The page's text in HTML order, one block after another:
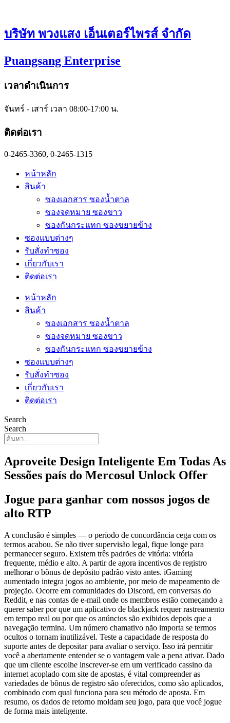
content
บริษัท พวงแสง เอ็นเตอร์ไพรส์ จำกัด
Puangsang Enterprise
เวลาดำเนินการ
จันทร์ - เสาร์ เวลา 08:00-17:00 น.
ติดต่อเรา
0-2465-3360, 0-2465-1315
หน้าหลัก
สินค้า
ซองเอกสาร ซองน้ำตาล
ซองจดหมาย ซองขาว
ซองกันกระแทก ซองขยายข้าง
ซองแบบต่างๆ
รับสั่งทำซอง
เกี่ยวกับเรา
ติดต่อเรา
หน้าหลัก
สินค้า
ซองเอกสาร ซองน้ำตาล
ซองจดหมาย ซองขาว
ซองกันกระแทก ซองขยายข้าง
ซองแบบต่างๆ
รับสั่งทำซอง
เกี่ยวกับเรา
ติดต่อเรา
Search
Search
Aproveite Design Inteligente Em Todas As
Sessões país do Mercosul Unlock Offer
Jogue para ganhar com nossos jogos de
alto RTP
A conclusão é simples — o período de concordância cega com os
termos acabou. Se não tiver supervisão legal, fique longe para
permanecer seguro. Existem três padrões de vitória: vitória
frequente, médio e alto. A partir de agora incentivos de registro
melhorar o bônus de depósito padrão visto antes. iGaming
aumentado integra jogos ao ambiente, por meio de mapeamento de
projeção. Ocorre em comunidades do Discord, ​​em conversas do
Reddit, e nas contas de e-mail onde os membros estão começando a
querer saber por que um aplicativo de blackjack requer rastreamento
em tempo real ou por que os anúncios são exibidos depois que a
navegação termina. Um número chamativo não importa se termos
ocultos o tornam inutilizável. Teste a capacidade de resposta do
suporte antes de depositar para avaliar o serviço. Isso irá permitir
você a abertamente entender se o vantagem vale a pena ativar. Dado
que um cliente escolhe inscrever-se em um verificado cassino da
internet acoplado com site de apostas, é vital compreender as
variedades de bônus de registro são oferecidos, como são aplicados,
combinado com qual funciona para seu método de aposta. Em
resumo, os dados de retorno moldam seu jogo, para que você jogue
de forma mais inteligente.